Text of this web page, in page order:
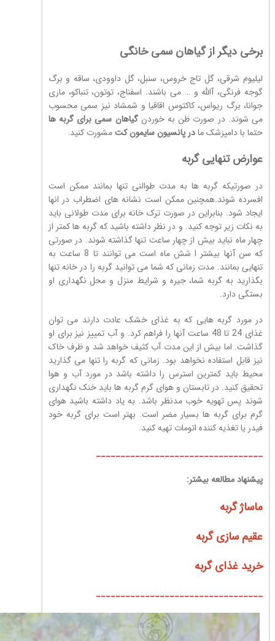
برخی دیگر از گیاهان سمی خانگی
لیلیوم شرقی، گل تاج خروس، سنبل، گل داوودی، ساقه و برگ
گوجه فرنگی، آالله و … می باشند. اسفناج، توتون، تنباکو، ماری
جوانا، برگ ریواس، کاکتوس اقاقیا و شمشاد نیز سمی محسوب
می شوند. در صورت ظن به خوردنگیاهان سمی برای گربه ها
حتما با دامپزشک مادر پانسیون سایمون کتمشورت کنید.
عوارض تنهایی گربه
در صورتیکه گربه ها به مدت طوالنی تنها بمانند ممکن است
افسرده شوند.همچنین ممکن است نشانه های اضطراب در انها
ایجاد شود. بنابراین در صورت ترک خانه برای مدت طولانی باید
به نکات زیر توجه کنید. و در نظر داشته باشید که گربه ها کمتر از
چهار ماه نباید بیش از چهار ساعت تنها گذاشته شوند. در صورتی
که سن آنها بیشتر ا شش ماه است می توانند تا 8 ساعت به
تنهایی بمانند. مدت زمانی که شما می توانید گربه را در خانه تنها
بگذارید به گربه شما، جیره و شرایط منزل و محل نگهداری او
بستگی دارد.
در مورد گربه هایی که به غذای خشک عادت دارند می توان
غذای 24 تا 48 ساعت آنها را فراهم کرد. و آب تمییز نیز برای او
گذاشت. اما بیش از این مدت آب کثیف خواهد شد و ظرف خاک
نیز قابل استفاده نخواهد بود. زمانی که گربه را تنها می گذارید
محیط باید کمترین استرس را داشته باشد در مورد آب و هوا
تحقیق کنید. در تابستان و هوای گرم گربه ها باید خنک نگهداری
شوند پس تهویه خوب مدنظر باشد. به یاد داشته باشید هوای
گرم برای گربه ها بسیار مضر است. بهتر است برای گربه خود
فیدر یا تغذیه کننده اتومات تهیه کنید.
__________________________________
پیشنهاد مطالعه بیشتر:
ماساژ گربه
عقیم سازی گربه
خرید غذای گربه
__________________________________